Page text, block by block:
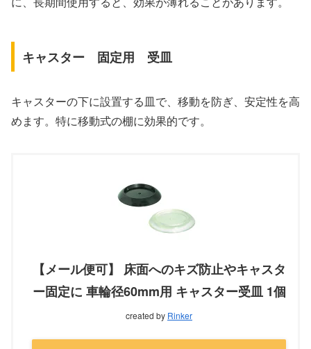
キャスター 固定用 受皿
キャスターの下に設置する皿で、移動を防ぎ、安定性を高
めます。特に移動式の棚に効果的です。
【メール便可】 床面へのキズ防止やキャスタ
ー固定に 車輪径60mm用 キャスター受皿 1個
created by Rinker